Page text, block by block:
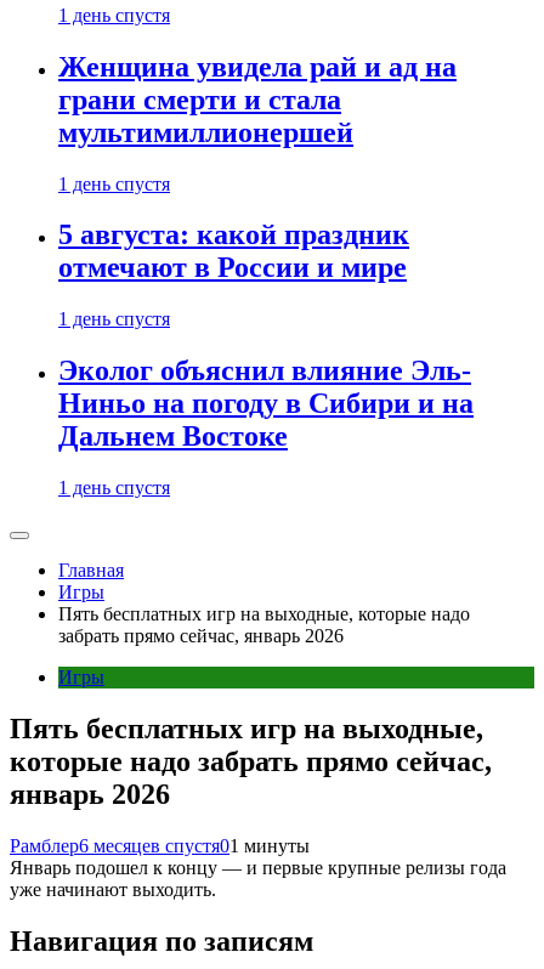
1 день спустя
Женщина увидела рай и ад на
грани смерти и стала
мультимиллионершей
1 день спустя
5 августа: какой праздник
отмечают в России и мире
1 день спустя
Эколог объяснил влияние Эль-
Ниньо на погоду в Сибири и на
Дальнем Востоке
1 день спустя
Главная
Игры
Пять бесплатных игр на выходные, которые надо
забрать прямо сейчас, январь 2026
Игры
Пять бесплатных игр на выходные,
которые надо забрать прямо сейчас,
январь 2026
Рамблер6 месяцев спустя01 минуты
Январь подошел к концу — и первые крупные релизы года
уже начинают выходить.
Навигация по записям